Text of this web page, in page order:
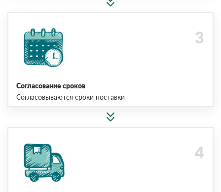
Согласование сроков
Согласовываются сроки поставки